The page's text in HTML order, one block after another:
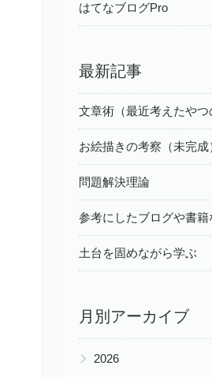
はてなブログPro
最新記事
文章術（最近考えたやつ
お絵描きの考察（未完成
問題解決理論
参考にしたブログや書籍
土台を固めながら学ぶ
月別アーカイブ
▶ 2026